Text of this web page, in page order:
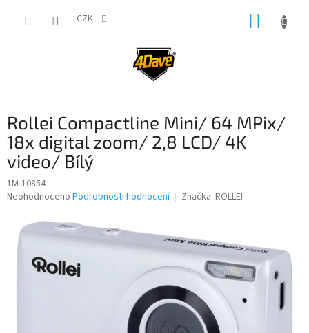
CZK
Rollei Compactline Mini/ 64 MPix/
18x digital zoom/ 2,8 LCD/ 4K
video/ Bílý
1M-10854
Průměrné
produktu
0,0
Neohodnoceno Podrobnosti hodnocení Značka: ROLLEI